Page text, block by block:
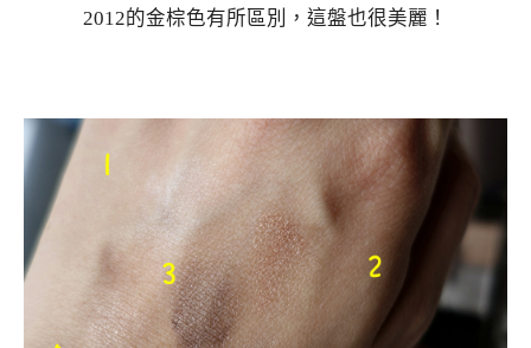
2012的金棕色有所區別，這盤也很美麗！